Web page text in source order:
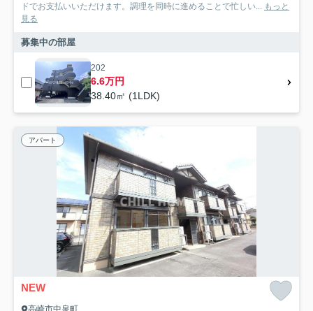
ドでお支払いいただけます。調理を同時に進めることで忙しい... もっと
見る
募集中の部屋
202
6.6万円
38.40㎡ (1LDK)
アパート
NEW